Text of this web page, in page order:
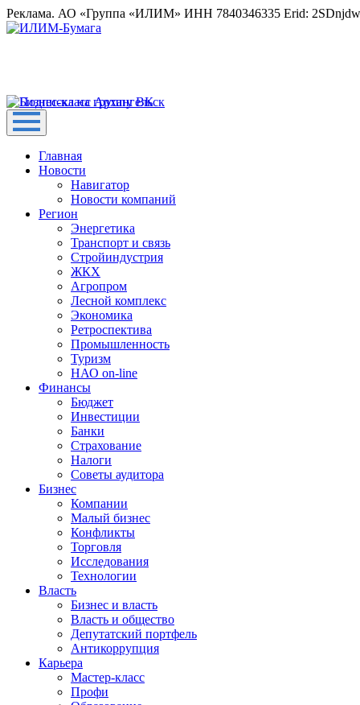
Реклама. АО «Группа «ИЛИМ» ИНН 7840346335 Erid:
Главная
Новости
Навигатор
Новости компаний
Регион
Энергетика
Транспорт и связь
Стройиндустрия
ЖКХ
Агропром
Лесной комплекс
Экономика
Ретроспектива
Промышленность
Туризм
НАО on-line
Финансы
Бюджет
Инвестиции
Банки
Страхование
Налоги
Советы аудитора
Бизнес
Компании
Малый бизнес
Конфликты
Торговля
Исследования
Технологии
Власть
Бизнес и власть
Власть и общество
Депутатский портфель
Антикоррупция
Карьера
Мастер-класс
Профи